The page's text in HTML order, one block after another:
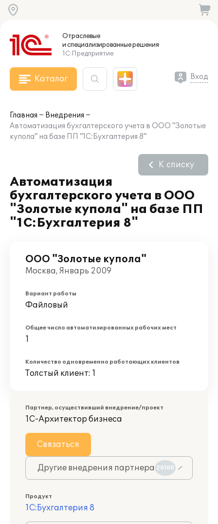
Отраслевые
и специализированныерешения
1С:Предприятие
Каталог Вход
Главная
Внедрения
Автоматизация бухгалтерского учета в ООО "Золотые
купола" на базе ПП "1С:Бухгалтерия 8"
Автоматизация
бухгалтерского учета в ООО
"Золотые купола" на базе ПП
"1С:Бухгалтерия 8"
К списку
ООО "Золотые купола"
Москва, Январь 2009
Вариант работы
Файловый
Общее число автоматизированных рабочих мест
1
Количество одновременно работающих клиентов
Толстый клиент: 1
Партнер, осуществивший внедрение/проект
1С-Архитектор бизнеса
Связаться
Другие внедрения партнера 20100
Продукт
1С:Бухгалтерия 8